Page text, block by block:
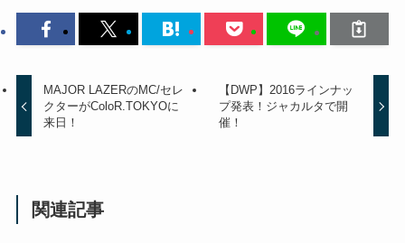
MAJOR LAZERのMC/セレ
クターがColoR.TOKYOに
来日！
【DWP】2016ラインナッ
プ発表！ジャカルタで開
催！
関連記事